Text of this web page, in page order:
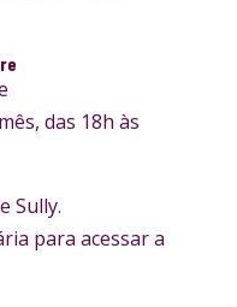
das 18h às
Sully.
para acessar a